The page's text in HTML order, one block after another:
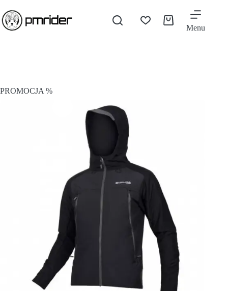
Menu
PROMOCJA %